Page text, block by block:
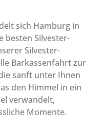
sich Hamburg in
besten Silvester-
Silvester-
Barkassenfahrt zur
sanft unter Ihnen
den Himmel in ein
verwandelt,
Momente.